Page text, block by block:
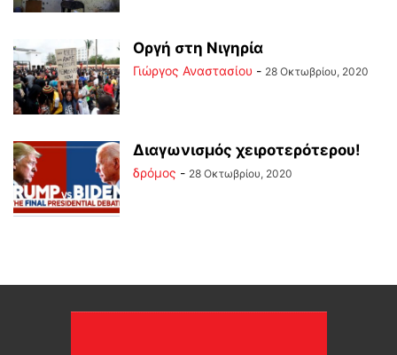
Οργή στη Νιγηρία
Γιώργος Αναστασίου - 28 Οκτωβρίου, 2020
Διαγωνισμός χειροτερότερου!
δρόμος - 28 Οκτωβρίου, 2020